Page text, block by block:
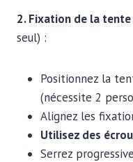
2. Fixation de la tente
seul) :
Positionnez la
(nécessite 2
Alignez les
Utilisez des
Serrez